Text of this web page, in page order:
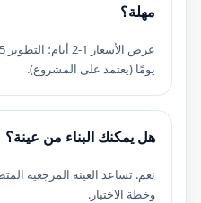
مهلة؟
يومًا (يعتمد على المشروع).
هل يمكنك البناء من عينة؟
نعم.
وخطة الاختبار.